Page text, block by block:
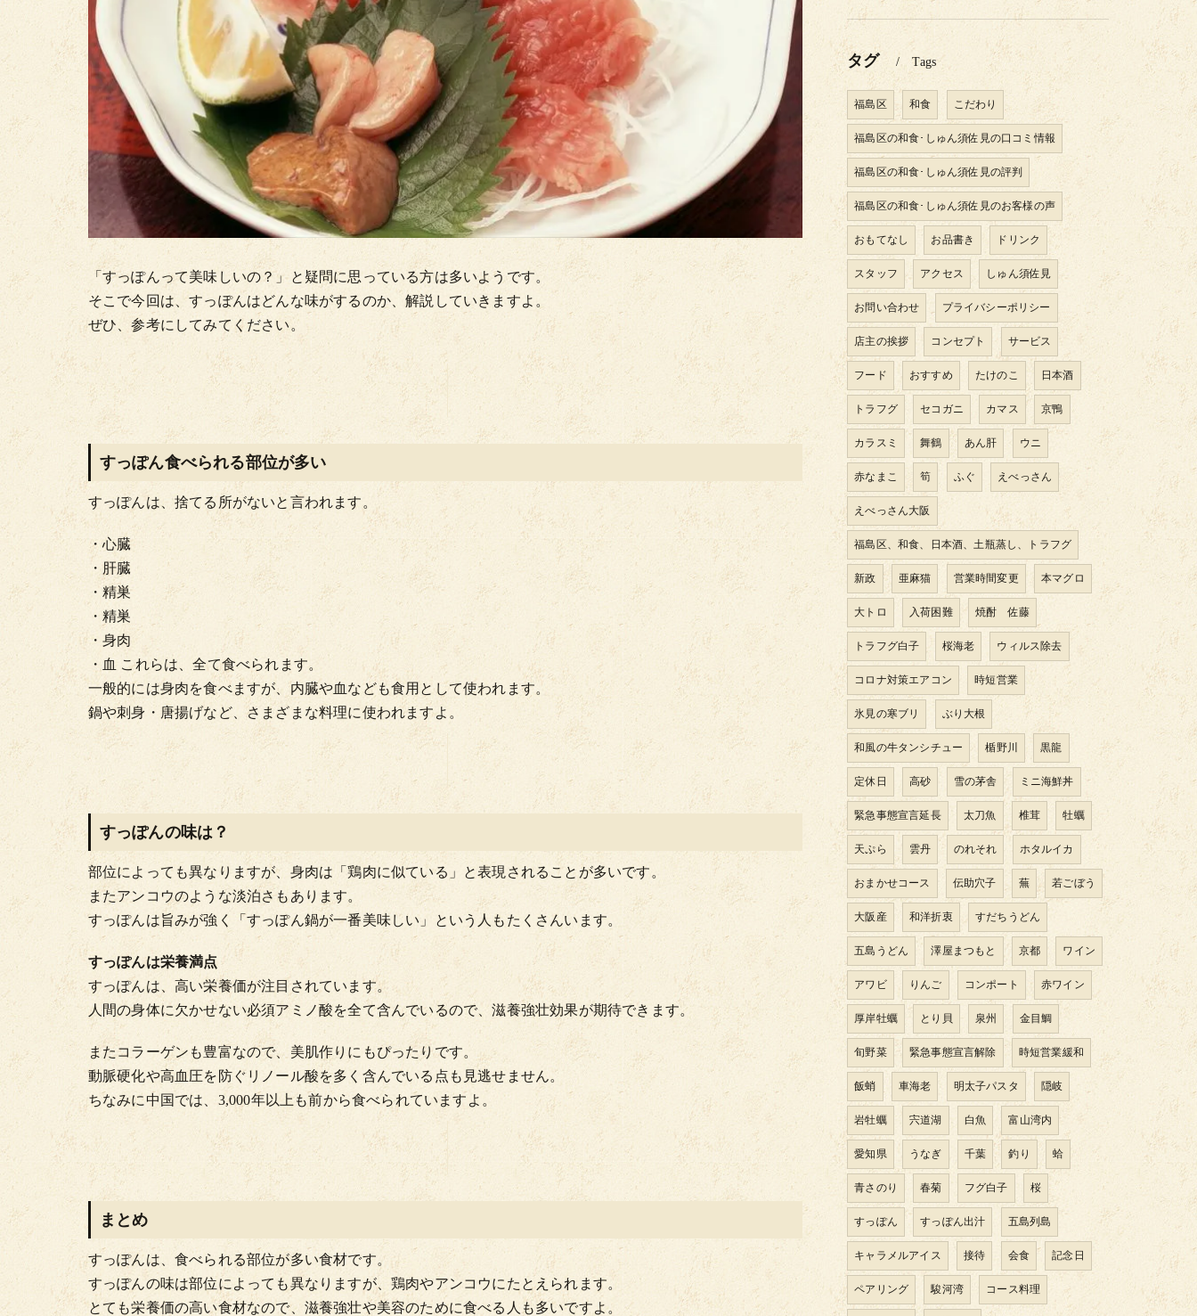
「すっぽんって美味しいの？」と疑問に思っている方は多いようです。
そこで今回は、すっぽんはどんな味がするのか、解説していきますよ。
ぜひ、参考にしてみてください。
すっぽん食べられる部位が多い
すっぽんは、捨てる所がないと言われます。
・心臓
・肝臓
・精巣
・精巣
・身肉
・血 これらは、全て食べられます。
一般的には身肉を食べますが、内臓や血なども食用として使われます。
鍋や刺身・唐揚げなど、さまざまな料理に使われますよ。
すっぽんの味は？
部位によっても異なりますが、身肉は「鶏肉に似ている」と表現されることが多いです。
またアンコウのような淡泊さもあります。
すっぽんは旨みが強く「すっぽん鍋が一番美味しい」という人もたくさんいます。
すっぽんは栄養満点
すっぽんは、高い栄養価が注目されています。
人間の身体に欠かせない必須アミノ酸を全て含んでいるので、滋養強壮効果が期待できます。
またコラーゲンも豊富なので、美肌作りにもぴったりです。
動脈硬化や高血圧を防ぐリノール酸を多く含んでいる点も見逃せません。
ちなみに中国では、3,000年以上も前から食べられていますよ。
まとめ
すっぽんは、食べられる部位が多い食材です。
すっぽんの味は部位によっても異なりますが、鶏肉やアンコウにたとえられます。
とても栄養価の高い食材なので、滋養強壮や美容のために食べる人も多いですよ。
タグ Tags
福島区 和食 こだわり
福島区の和食･しゅん須佐見の口コミ情報
福島区の和食･しゅん須佐見の評判
福島区の和食･しゅん須佐見のお客様の声
おもてなし お品書き ドリンク
スタッフ アクセス しゅん須佐見
お問い合わせ プライバシーポリシー
店主の挨拶 コンセプト サービス
フード おすすめ たけのこ 日本酒
トラフグ セコガニ カマス 京鴨
カラスミ 舞鶴 あん肝 ウニ
赤なまこ 筍 ふぐ えべっさん
えべっさん大阪
福島区、和食、日本酒、土瓶蒸し、トラフグ
新政 亜麻猫 営業時間変更 本マグロ
大トロ 入荷困難 焼酎 佐藤
トラフグ白子 桜海老 ウィルス除去
コロナ対策エアコン 時短営業
氷見の寒ブリ ぶり大根
和風の牛タンシチュー 楯野川 黒龍
定休日 高砂 雪の茅舎 ミニ海鮮丼
緊急事態宣言延長 太刀魚 椎茸 牡蠣
天ぷら 雲丹 のれそれ ホタルイカ
おまかせコース 伝助穴子 蕪 若ごぼう
大阪産 和洋折衷 すだちうどん
五島うどん 澤屋まつもと 京都 ワイン
アワビ りんご コンポート 赤ワイン
厚岸牡蠣 とり貝 泉州 金目鯛
旬野菜 緊急事態宣言解除 時短営業緩和
飯蛸 車海老 明太子パスタ 隠岐
岩牡蠣 宍道湖 白魚 富山湾内
愛知県 うなぎ 千葉 釣り 蛤
青さのり 春菊 フグ白子 桜
すっぽん すっぽん出汁 五島列島
キャラメルアイス 接待 会食 記念日
ペアリング 駿河湾 コース料理